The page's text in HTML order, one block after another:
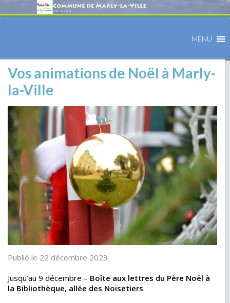
MENU
Vos animations de Noël à Marly-
la-Ville
Publié le 22 décembre 2023
Jusqu’au 9 décembre – Boîte aux lettres du Père Noël à
la Bibliothèque, allée des Noisetiers